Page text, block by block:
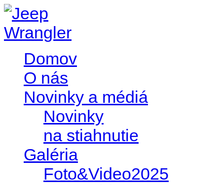
Domov
O nás
Novinky a médiá
Novinky
na stiahnutie
Galéria
Foto&Video2025